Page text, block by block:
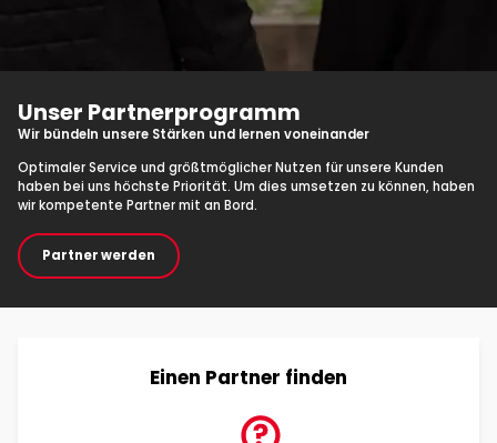
Unser Partnerprogramm
Wir bündeln unsere Stärken und lernen voneinander
Optimaler Service und größtmöglicher Nutzen für unsere Kunden
haben bei uns höchste Priorität. Um dies umsetzen zu können, haben
wir kompetente Partner mit an Bord.
Partner werden
Einen Partner finden